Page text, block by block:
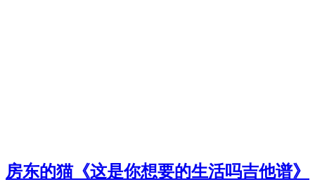
房东的猫《这是你想要的生活吗吉他谱》